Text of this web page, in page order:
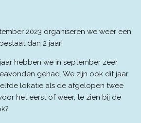
2023 organiseren we weer een
dan 2 jaar!
hebben we in september zeer
gehad. We zijn ook dit jaar
lokatie als de afgelopen twee
het eerst of weer, te zien bij de